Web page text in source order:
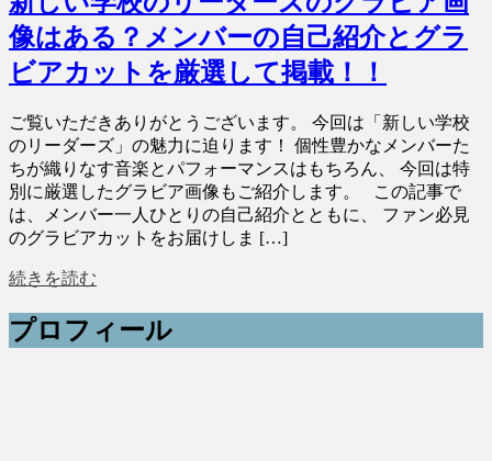
像はある？メンバーの自己紹介とグラ
ビアカットを厳選して掲載！！
ご覧いただきありがとうございます。 今回は「新しい学校
のリーダーズ」の魅力に迫ります！ 個性豊かなメンバーた
ちが織りなす音楽とパフォーマンスはもちろん、 今回は特
別に厳選したグラビア画像もご紹介します。 この記事で
は、メンバー一人ひとりの自己紹介とともに、 ファン必見
のグラビアカットをお届けしま […]
続きを読む
プロフィール